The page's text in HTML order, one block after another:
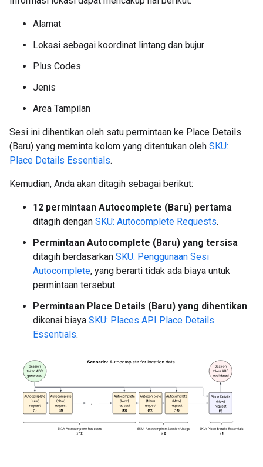
Alamat
Lokasi sebagai koordinat lintang dan bujur
Plus Codes
Jenis
Area Tampilan
Sesi ini dihentikan oleh satu permintaan ke Place Details
(Baru) yang meminta kolom yang ditentukan oleh SKU:
Place Details Essentials.
Kemudian, Anda akan ditagih sebagai berikut:
12 permintaan Autocomplete (Baru) pertama
ditagih dengan SKU: Autocomplete Requests.
Permintaan Autocomplete (Baru) yang tersisa
ditagih berdasarkan SKU: Penggunaan Sesi
Autocomplete, yang berarti tidak ada biaya untuk
permintaan tersebut.
Permintaan Place Details (Baru) yang dihentikan
dikenai biaya SKU: Places API Place Details
Essentials.